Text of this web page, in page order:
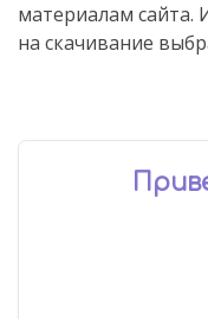
материалам сайта.
на скачивание